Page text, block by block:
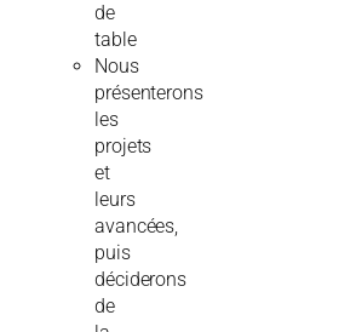
de
table
Nous
présenterons
les
projets
et
leurs
avancées,
puis
déciderons
de